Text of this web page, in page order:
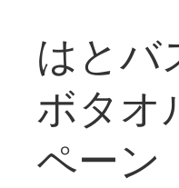
はと
ボタ
ペーン